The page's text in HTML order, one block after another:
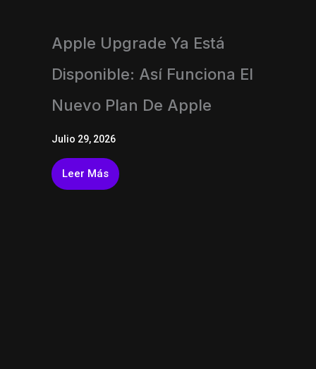
Apple Upgrade Ya Está
Disponible: Así Funciona El
Nuevo Plan De Apple
Julio 29, 2026
Leer Más